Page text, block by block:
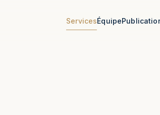
ServicesÉquipe